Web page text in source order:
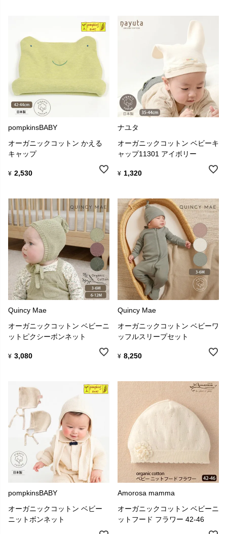
pompkinsBABY
オーガニックコットン かえる
キャップ
¥ 2,530
ナユタ
オーガニックコットン ベビーキ
ャップ11301 アイボリー
¥ 1,320
Quincy Mae
オーガニックコットン ベビーニ
ットピクシーボンネット
¥ 3,080
Quincy Mae
オーガニックコットン ベビーワ
ッフルスリープセット
¥ 8,250
pompkinsBABY
オーガニックコットン ベビー
ニットボンネット
Amorosa mamma
オーガニックコットン ベビーニ
ットフード フラワー 42-46